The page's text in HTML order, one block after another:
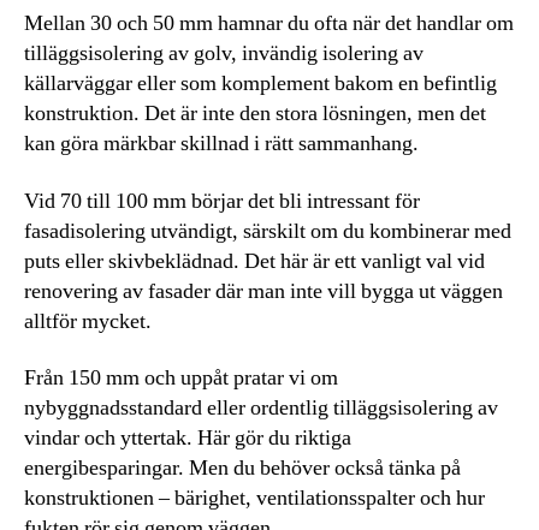
Mellan 30 och 50 mm hamnar du ofta när det handlar om
tilläggsisolering av golv, invändig isolering av
källarväggar eller som komplement bakom en befintlig
konstruktion. Det är inte den stora lösningen, men det
kan göra märkbar skillnad i rätt sammanhang.
Vid 70 till 100 mm börjar det bli intressant för
fasadisolering utvändigt, särskilt om du kombinerar med
puts eller skivbeklädnad. Det här är ett vanligt val vid
renovering av fasader där man inte vill bygga ut väggen
alltför mycket.
Från 150 mm och uppåt pratar vi om
nybyggnadsstandard eller ordentlig tilläggsisolering av
vindar och yttertak. Här gör du riktiga
energibesparingar. Men du behöver också tänka på
konstruktionen – bärighet, ventilationsspalter och hur